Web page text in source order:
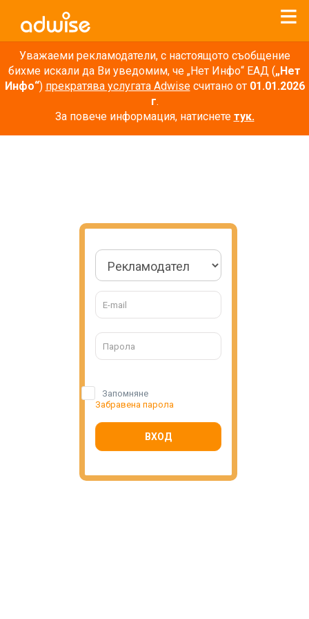
Уважаеми рекламодатели, с настоящото съобщение
бихме искали да Ви уведомим, че „Нет Инфо“ ЕАД („Нет
Инфо“) прекратява услугата Adwiseсчитано от 01.01.2026
г.
За повече информация, натиснете тук.
Запомняне
Забравена парола
ВХОД